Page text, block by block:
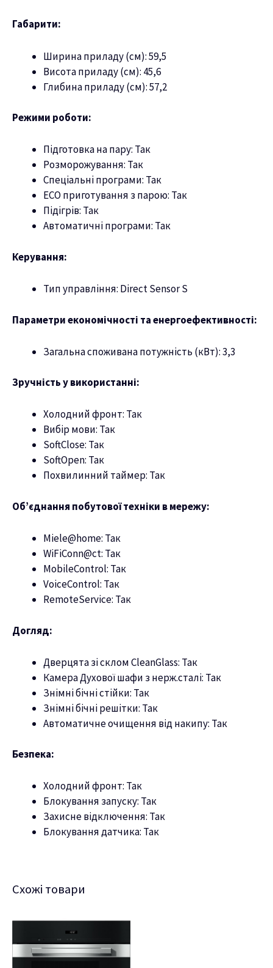
Габарити:
Ширина приладу (см): 59,5
Висота приладу (см): 45,6
Глибина приладу (см): 57,2
Режими роботи:
Підготовка на пару: Так
Розморожування: Так
Спеціальні програми: Так
ECO приготування з парою: Так
Підігрів: Так
Автоматичні програми: Так
Керування:
Тип управління: Direct Sensor S
Параметри економічності та енергоефективності:
Загальна споживана потужність (кВт): 3,3
Зручність у використанні:
Холодний фронт: Так
Вибір мови: Так
SoftClose: Так
SoftOpen: Так
Похвилинний таймер: Так
Об’єднання побутової техніки в мережу:
Miele@home: Так
WiFiConn@ct: Так
MobileControl: Так
VoiceControl: Так
RemoteService: Так
Догляд:
Дверцята зі склом CleanGlass: Так
Камера Духової шафи з нерж.сталі: Так
Знімні бічні стійки: Так
Знімні бічні решітки: Так
Автоматичне очищення від накипу: Так
Безпека:
Холодний фронт: Так
Блокування запуску: Так
Захисне відключення: Так
Блокування датчика: Так
Схожі товари